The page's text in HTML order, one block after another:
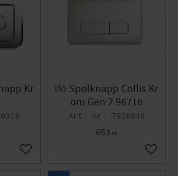
Kr
Lägg till i favoriter
Ifö Spolknapp Collis Kr
om Gen 2 96716
7926948
653 KR
Lägg